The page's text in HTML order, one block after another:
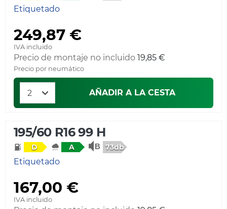
Etiquetado
249,87 €
IVA incluido
Precio de montaje no incluido 19,85 €
Precio por neumático
AÑADIR A LA CESTA
195/60 R16 99 H
D A 73db
Etiquetado
167,00 €
IVA incluido